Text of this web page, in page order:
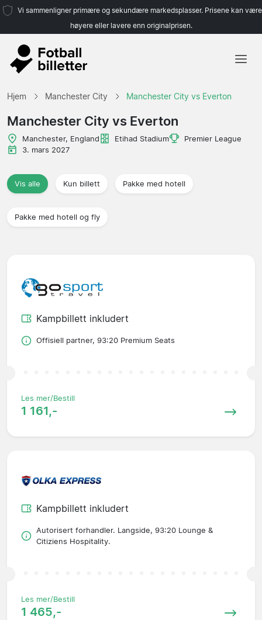
Vi sammenligner primære og sekundære markedsplasser. Prisene kan være
høyere eller lavere enn originalprisen.
Hjem Manchester City Manchester City vs Everton
Manchester City vs Everton
Manchester, England Etihad Stadium
Premier League
3. mars 2027
Vis alle Kun billett Pakke med hotell
Pakke med hotell og fly
Kampbillett inkludert
Offisiell partner, 93:20 Premium Seats
Les mer/Bestill
1 161,-
Kampbillett inkludert
Autorisert forhandler. Langside, 93:20 Lounge &
Citiziens Hospitality.
Les mer/Bestill
1 465,-